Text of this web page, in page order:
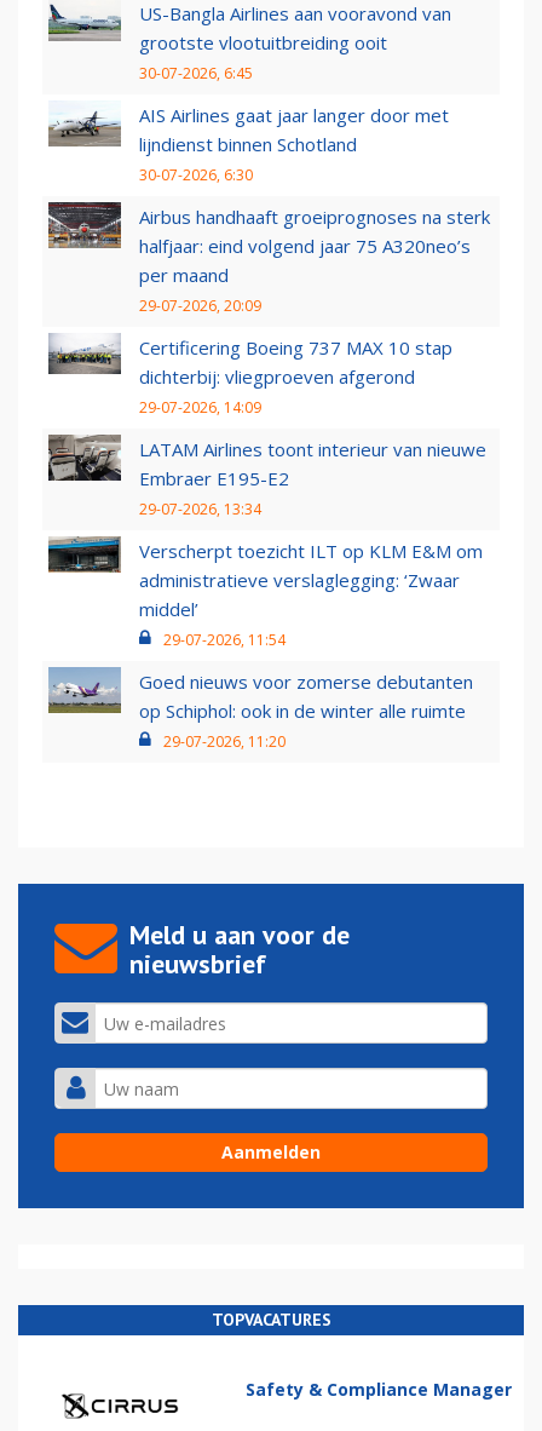
US-Bangla Airlines aan vooravond van
grootste vlootuitbreiding ooit
30-07-2026, 6:45
AIS Airlines gaat jaar langer door met
lijndienst binnen Schotland
30-07-2026, 6:30
Airbus handhaaft groeiprognoses na sterk
halfjaar: eind volgend jaar 75 A320neo’s
per maand
29-07-2026, 20:09
Certificering Boeing 737 MAX 10 stap
dichterbij: vliegproeven afgerond
29-07-2026, 14:09
LATAM Airlines toont interieur van nieuwe
Embraer E195-E2
29-07-2026, 13:34
Verscherpt toezicht ILT op KLM E&M om
administratieve verslaglegging: ‘Zwaar
middel’
29-07-2026, 11:54
Goed nieuws voor zomerse debutanten
op Schiphol: ook in de winter alle ruimte
29-07-2026, 11:20
Meld u aan voor de
nieuwsbrief
TOPVACATURES
Safety & Compliance Manager